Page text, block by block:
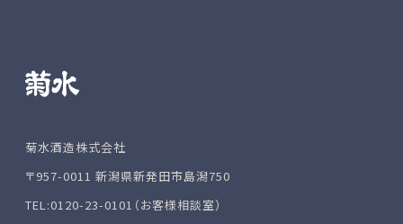
菊水酒造株式会社
〒957-0011 新潟県新発田市島潟750
TEL:0120-23-0101（お客様相談室）